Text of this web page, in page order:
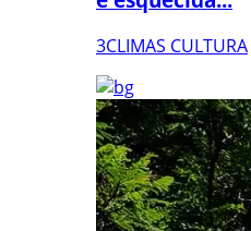
3CLIMAS CULTURA